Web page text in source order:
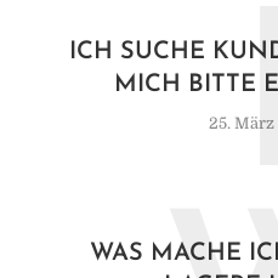
ICH SUCHE
MICH BITTE
25.
WAS MACHE